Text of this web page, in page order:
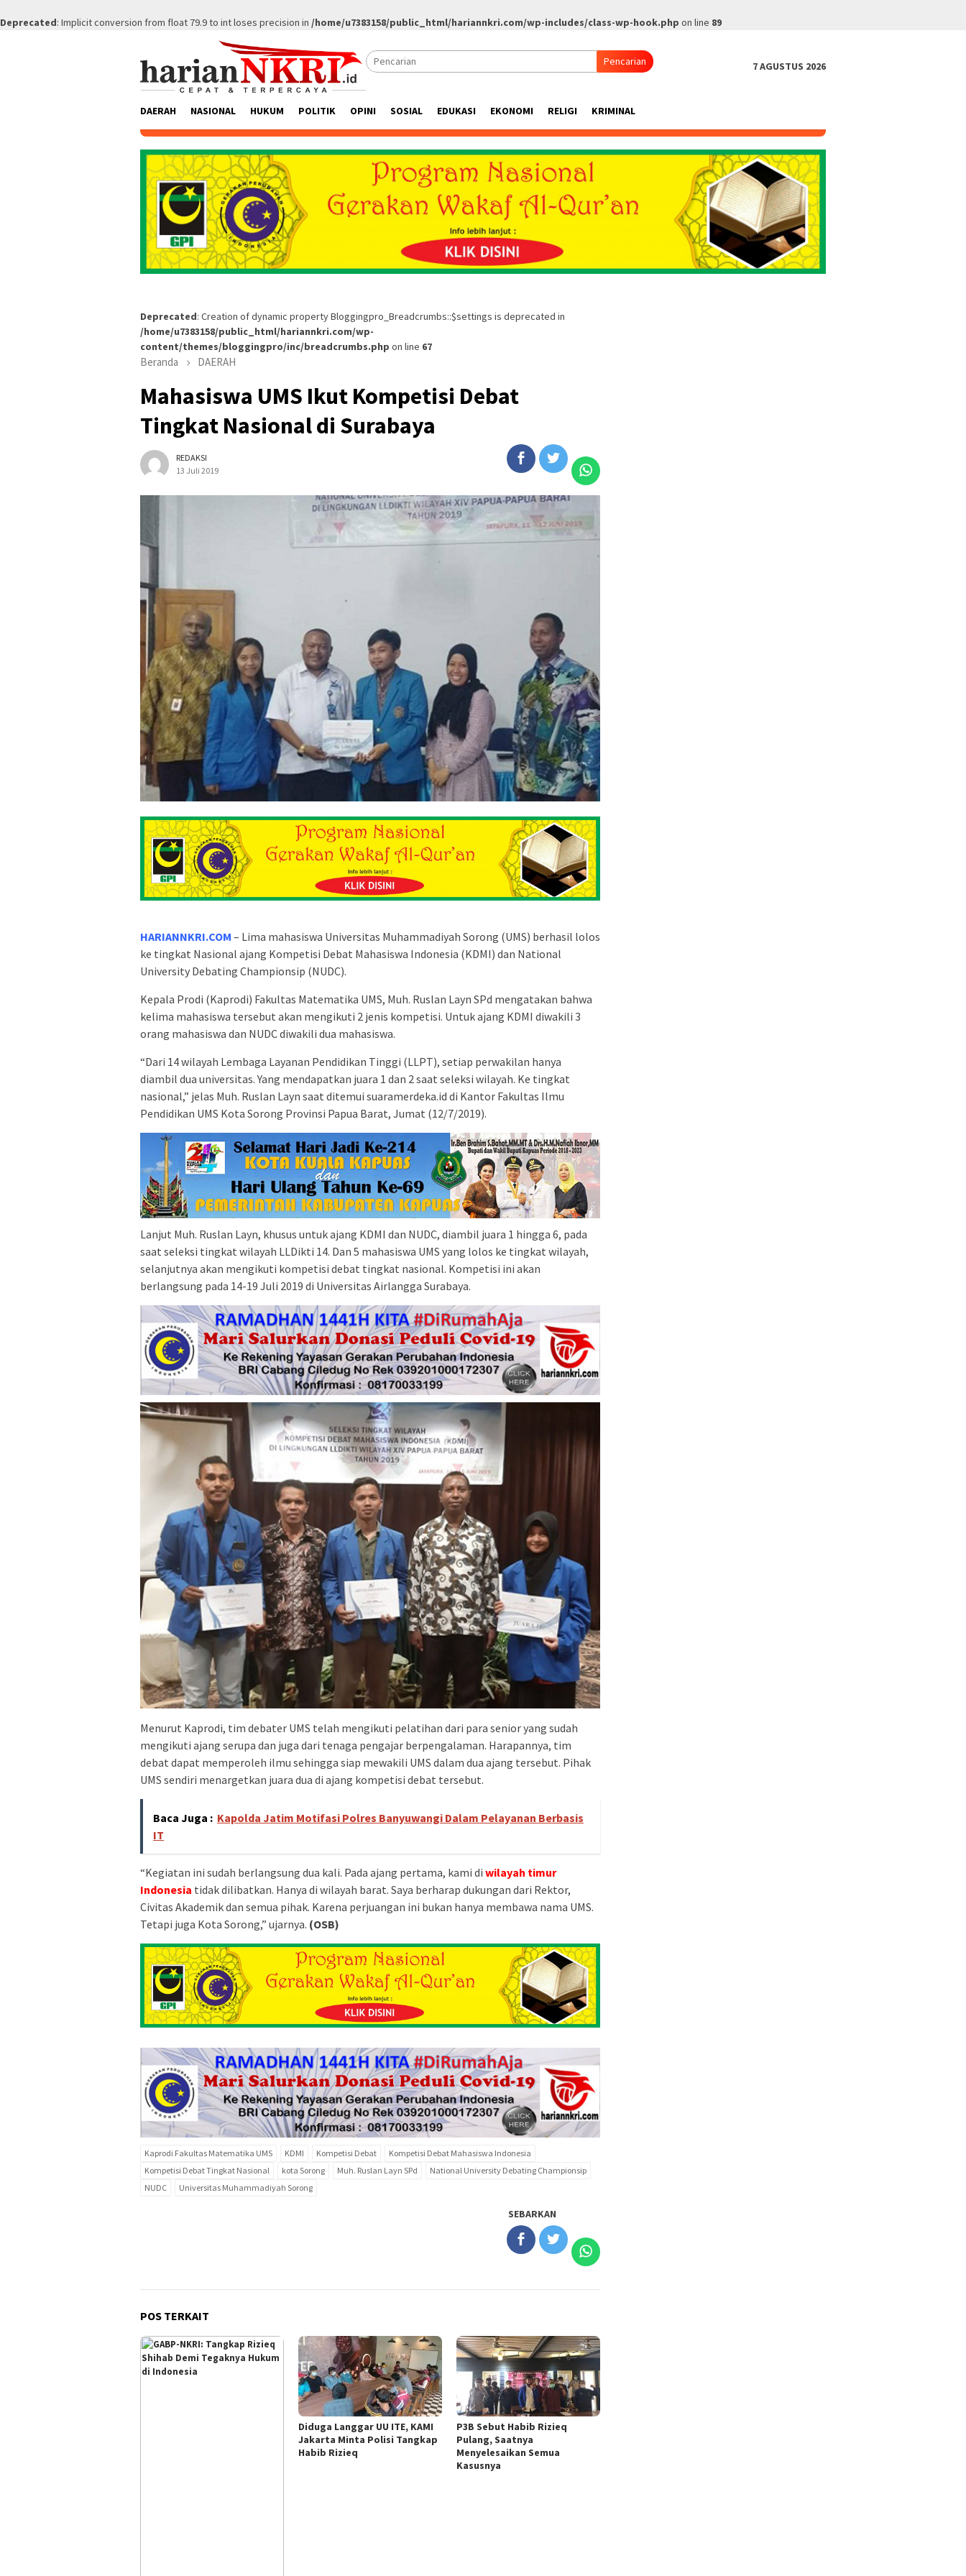
Deprecated: Implicit conversion from float 79.9 to int loses precision in /home/u7383158/public_html/hariannkri.com/wp-includes/class-wp-hook.php on line 89
Pencarian 7 AGUSTUS 2026
DAERAH NASIONAL HUKUM POLITIK OPINI SOSIAL EDUKASI EKONOMI RELIGI KRIMINAL
Deprecated: Creation of dynamic property Bloggingpro_Breadcrumbs::$settings is deprecated in
/home/u7383158/public_html/hariannkri.com/wp-
content/themes/bloggingpro/inc/breadcrumbs.php on line 67
Beranda DAERAH
Mahasiswa UMS Ikut Kompetisi Debat
Tingkat Nasional di Surabaya
REDAKSI
13 Juli 2019
HARIANNKRI.COM – Lima mahasiswa Universitas Muhammadiyah Sorong (UMS) berhasil lolos
ke tingkat Nasional ajang Kompetisi Debat Mahasiswa Indonesia (KDMI) dan National
University Debating Championsip (NUDC).
Kepala Prodi (Kaprodi) Fakultas Matematika UMS, Muh. Ruslan Layn SPd mengatakan bahwa
kelima mahasiswa tersebut akan mengikuti 2 jenis kompetisi. Untuk ajang KDMI diwakili 3
orang mahasiswa dan NUDC diwakili dua mahasiswa.
“Dari 14 wilayah Lembaga Layanan Pendidikan Tinggi (LLPT), setiap perwakilan hanya
diambil dua universitas. Yang mendapatkan juara 1 dan 2 saat seleksi wilayah. Ke tingkat
nasional,” jelas Muh. Ruslan Layn saat ditemui suaramerdeka.id di Kantor Fakultas Ilmu
Pendidikan UMS Kota Sorong Provinsi Papua Barat, Jumat (12/7/2019).
Lanjut Muh. Ruslan Layn, khusus untuk ajang KDMI dan NUDC, diambil juara 1 hingga 6, pada
saat seleksi tingkat wilayah LLDikti 14. Dan 5 mahasiswa UMS yang lolos ke tingkat wilayah,
selanjutnya akan mengikuti kompetisi debat tingkat nasional. Kompetisi ini akan
berlangsung pada 14-19 Juli 2019 di Universitas Airlangga Surabaya.
Menurut Kaprodi, tim debater UMS telah mengikuti pelatihan dari para senior yang sudah
mengikuti ajang serupa dan juga dari tenaga pengajar berpengalaman. Harapannya, tim
debat dapat memperoleh ilmu sehingga siap mewakili UMS dalam dua ajang tersebut. Pihak
UMS sendiri menargetkan juara dua di ajang kompetisi debat tersebut.
Baca Juga : Kapolda Jatim Motifasi Polres Banyuwangi Dalam Pelayanan Berbasis
IT
“Kegiatan ini sudah berlangsung dua kali. Pada ajang pertama, kami di wilayah timur
Indonesia tidak dilibatkan. Hanya di wilayah barat. Saya berharap dukungan dari Rektor,
Civitas Akademik dan semua pihak. Karena perjuangan ini bukan hanya membawa nama UMS.
Tetapi juga Kota Sorong,” ujarnya. (OSB)
Kaprodi Fakultas Matematika UMS KDMI Kompetisi Debat
Kompetisi Debat Mahasiswa Indonesia
Kompetisi Debat Tingkat Nasional
kota Sorong Muh. Ruslan Layn SPd
National University Debating Championsip
NUDC
Universitas Muhammadiyah Sorong
SEBARKAN
POS TERKAIT
Diduga Langgar UU ITE, KAMI
Jakarta Minta Polisi Tangkap
Habib Rizieq
P3B Sebut Habib Rizieq
Pulang, Saatnya
Menyelesaikan Semua
Kasusnya